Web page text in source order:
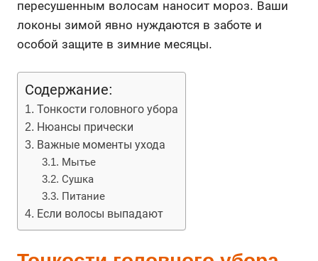
пересушенным волосам наносит мороз. Ваши
локоны зимой явно нуждаются в заботе и
особой защите в зимние месяцы.
Содержание:
Тонкости головного убора
Нюансы прически
Важные моменты ухода
Мытье
Сушка
Питание
Если волосы выпадают